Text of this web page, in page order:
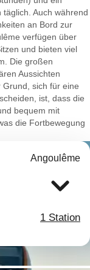
Auch während
an Bord zur
verfügen über
und bieten viel
Die großen
Aussichten
sich für eine
ist, dass die
bequem mit
die Fortbewegung
Angoulême
1 Station